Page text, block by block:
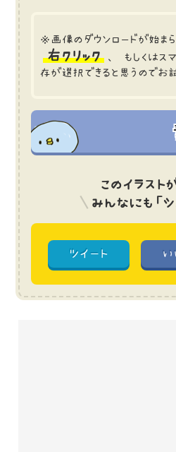
※画像のダウンロードが始ま
右クリック 、 もしくはス
存が選択できると思うのでお
このイラスト
みんなにも「シ
ツイート